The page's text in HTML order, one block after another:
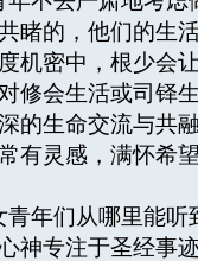
睹的，他们的生
机密中，根少会
修会生活或司
的生命交流与共
有灵感，满怀希
年们从哪里能听
神专注于圣经事